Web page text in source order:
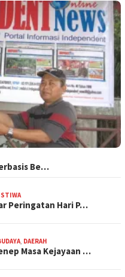
Be…
Peringatan Hari P…
DAERAH
Masa Kejayaan …